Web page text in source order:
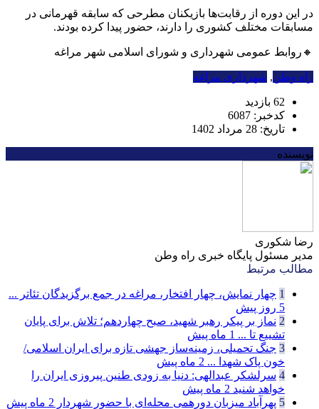
در این دوره از رقابت‌ها بازیکنان مطرحی که سابقه قهرمانی در
مسابقات مختلف کشوری را دارند، حضور پیدا کرده‌ بودند.
🔸روابط عمومی شهرداری و شورای اسلامی شهر مراغه
راه وطن, شهرداری مراغه
62 بازدید
کدخبر: 6087
تاریخ: 28 مرداد 1402
نویسنده
رضا شکوری
مدیر مسئول پایگاه خبری راه وطن
مطالب مرتبط
1 چهار نمایش، چهار افتخار، مراغه در جمع برگزیدگان تئاتر ...
5 روز پیش
2 نماز بر پیکر رهبر شهید، صبح چهاردهم؛ تلاش برای پایان
تشییع تا ... 1 ماه پیش
3 جنگ تحمیلی، زمینه‌ساز جهشی تازه برای ایران اسلامی/
خون پاک شهدا ... 2 ماه پیش
4 سرلشکر عبدالهی: دنیا به زودی طنین پیروزی ایران را
خواهد شنید 2 ماه پیش
5 پهرآباد میزبان دورهمی محله‌ای با حضور شهردار 2 ماه پیش